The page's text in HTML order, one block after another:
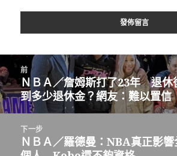
章
導
覽
前
上
一
篇
文
章：
ＮＢＡ／詹姆斯打了23年 退休
到多少退休金？網友：難以置信
下一步
下
ＮＢＡ／羅德曼：NBA真正影